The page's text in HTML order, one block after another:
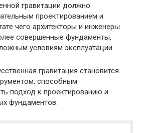
гравитации должно
проектированием и
чего архитекторы и инженеры
совершенные фундаменты,
условиям эксплуатации.
гравитация становится
способным
подход к проектированию и
фундаментов.